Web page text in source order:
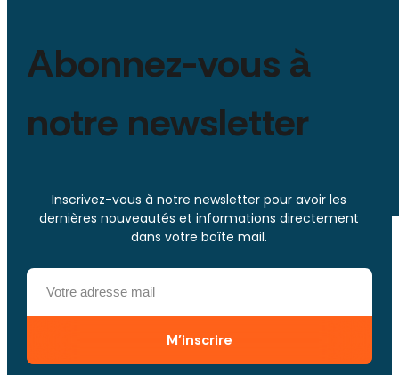
Abonnez-vous à
notre newsletter
Inscrivez-vous à notre newsletter pour avoir les
dernières nouveautés et informations directement
dans votre boîte mail.
M'inscrire